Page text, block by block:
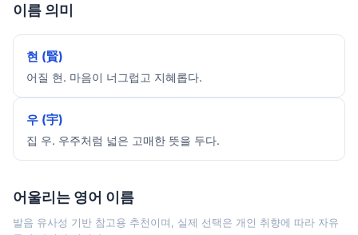
이름 의미
현 (賢)
어질 현. 마음이 너그럽고 지혜롭다.
우 (宇)
집 우. 우주처럼 넓은 고매한 뜻을 두다.
어울리는 영어 이름
발음 유사성 기반 참고용 추천이며, 실제 선택은 개인 취향에 따라 자유